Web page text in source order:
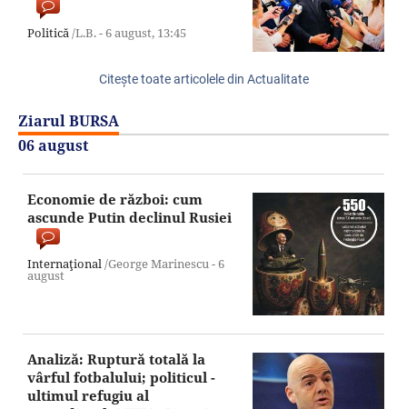
Politică/L.B. -6 august, 13:45
Citeşte toate articolele din Actualitate
Ziarul BURSA
06 august
Economie de război: cum
ascunde Putin declinul Rusiei
Internaţional/George Marinescu -6
august
Analiză: Ruptură totală la
vârful fotbalului; politicul -
ultimul refugiu al